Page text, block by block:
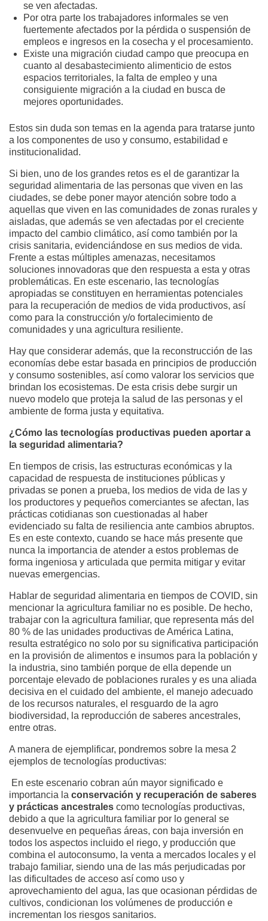
se ven afectadas.
Por otra parte los trabajadores informales se ven
fuertemente afectados por la pérdida o suspensión de
empleos e ingresos en la cosecha y el procesamiento.
Existe una migración ciudad campo que preocupa en
cuanto al desabastecimiento alimenticio de estos
espacios territoriales, la falta de empleo y una
consiguiente migración a la ciudad en busca de
mejores oportunidades.
Estos sin duda son temas en la agenda para tratarse junto
a los componentes de uso y consumo, estabilidad e
institucionalidad.
Si bien, uno de los grandes retos es el de garantizar la
seguridad alimentaria de las personas que viven en las
ciudades, se debe poner mayor atención sobre todo a
aquellas que viven en las comunidades de zonas rurales y
aisladas, que además se ven afectadas por el creciente
impacto del cambio climático, así como también por la
crisis sanitaria, evidenciándose en sus medios de vida.
Frente a estas múltiples amenazas, necesitamos
soluciones innovadoras que den respuesta a esta y otras
problemáticas. En este escenario, las tecnologías
apropiadas se constituyen en herramientas potenciales
para la recuperación de medios de vida productivos, así
como para la construcción y/o fortalecimiento de
comunidades y una agricultura resiliente.
Hay que considerar además, que la reconstrucción de las
economías debe estar basada en principios de producción
y consumo sostenibles, así como valorar los servicios que
brindan los ecosistemas. De esta crisis debe surgir un
nuevo modelo que proteja la salud de las personas y el
ambiente de forma justa y equitativa.
¿Cómo las tecnologías productivas pueden aportar a
la seguridad alimentaria?
En tiempos de crisis, las estructuras económicas y la
capacidad de respuesta de instituciones públicas y
privadas se ponen a prueba, los medios de vida de las y
los productores y pequeños comerciantes se afectan, las
prácticas cotidianas son cuestionadas al haber
evidenciado su falta de resiliencia ante cambios abruptos.
Es en este contexto, cuando se hace más presente que
nunca la importancia de atender a estos problemas de
forma ingeniosa y articulada que permita mitigar y evitar
nuevas emergencias.
Hablar de seguridad alimentaria en tiempos de COVID, sin
mencionar la agricultura familiar no es posible. De hecho,
trabajar con la agricultura familiar, que representa más del
80 % de las unidades productivas de América Latina,
resulta estratégico no solo por su significativa participación
en la provisión de alimentos e insumos para la población y
la industria, sino también porque de ella depende un
porcentaje elevado de poblaciones rurales y es una aliada
decisiva en el cuidado del ambiente, el manejo adecuado
de los recursos naturales, el resguardo de la agro
biodiversidad, la reproducción de saberes ancestrales,
entre otras.
A manera de ejemplificar, pondremos sobre la mesa 2
ejemplos de tecnologías productivas:
En este escenario cobran aún mayor significado e
importancia la conservación y recuperación de saberes
y prácticas ancestrales como tecnologías productivas,
debido a que la agricultura familiar por lo general se
desenvuelve en pequeñas áreas, con baja inversión en
todos los aspectos incluido el riego, y producción que
combina el autoconsumo, la venta a mercados locales y el
trabajo familiar, siendo una de las más perjudicadas por
las dificultades de acceso así como uso y
aprovechamiento del agua, las que ocasionan pérdidas de
cultivos, condicionan los volúmenes de producción e
incrementan los riesgos sanitarios.